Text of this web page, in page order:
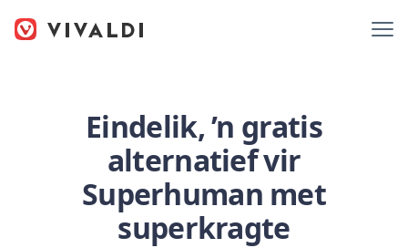
Eindelik, ’n gratis
alternatief vir
Superhuman met
superkragte